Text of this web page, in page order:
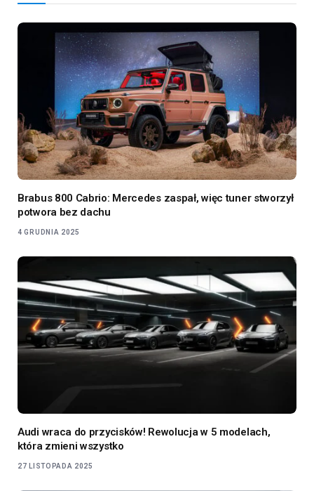
Brabus 800 Cabrio: Mercedes zaspał, więc tuner stworzył
potwora bez dachu
4 GRUDNIA 2025
Audi wraca do przycisków! Rewolucja w 5 modelach,
która zmieni wszystko
27 LISTOPADA 2025